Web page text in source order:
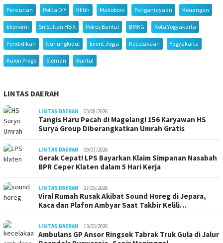
Pencurian Polda DIY Klitih Malioboro Penganiayaan Keuangan
Ekonomi Sri Sultan HB X Polres Bantul BMKG Kota Yogyakarta
Pendidikan Gunungkidul Event Jogja Kecelakaan Yogyakarta
Kulon Progo Sleman Bantul
LINTAS DAERAH
LINTAS DAERAH 03/08/2026
Tangis Haru Pecah di Magelang! 156 Karyawan HS
Surya Group Diberangkatkan Umrah Gratis
LINTAS DAERAH 09/07/2026
Gerak Cepat! LPS Bayarkan Klaim Simpanan Nasabah
BPR Ceper Klaten dalam 5 Hari Kerja
LINTAS DAERAH 27/05/2026
Viral Rumah Rusak Akibat Sound Horeg di Jepara,
Kaca dan Plafon Ambyar Saat Takbir Kelili…
LINTAS DAERAH 13/05/2026
Ambulans GP Ansor Ringsek Tabrak Truk Gula di Jalur